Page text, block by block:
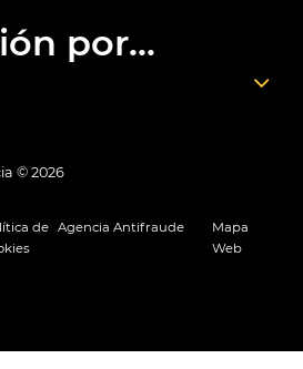
por...
© 2026
de Agencia Antifraude
Mapa
Web